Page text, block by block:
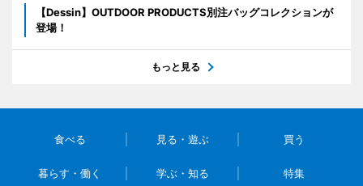
【Dessin】OUTDOOR PRODUCTS別注バッグコレクションが
登場！
もっと見る
食べる 見る・遊ぶ 買う
暮らす・働く 学ぶ・知る 特集